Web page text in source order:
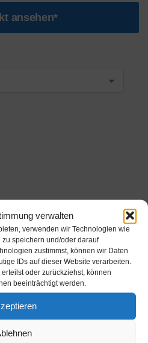
verwalten
verwenden wir Technologien wie
speichern und/oder darauf
zustimmst, können wir Daten
IDs auf dieser Website verarbeiten.
oder zurückziehst, können
beeinträchtigt werden.
ansehen*
bequemen Shirts mit langen
passt genauso gut auf Jeans, wie
S